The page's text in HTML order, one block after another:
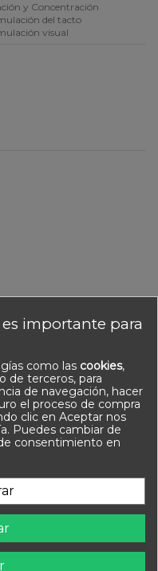
y Concentración
del tacto
visual
este momento.
importante para
como las cookies,
de terceros, para
de navegación, hacer
el proceso de compra
clic en Aceptar nos
Puedes cambiar de
consentimiento en